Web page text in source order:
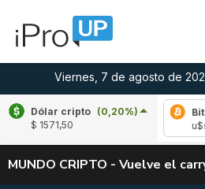
Viernes, 7 de agosto de
Dólar cripto (0,20%)
$ 1571,50
Bitcoin
(-
u$s
MUNDO CRIPTO - Vuelve el